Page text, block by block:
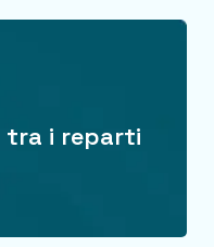
tra i reparti